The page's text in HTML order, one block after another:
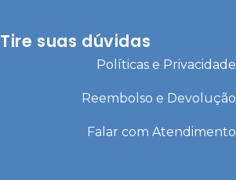
Tire suas dúvidas
Políticas e Privacidade
Reembolso e Devolução
Falar com Atendimento